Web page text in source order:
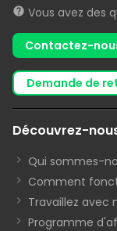
Vous avez des
Contactez-
demande de
Découvrez-
Qui sommes-
Comment
Travaillez avec
Programme